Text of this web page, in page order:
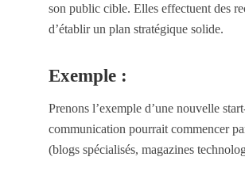
son public cible. Elles effectuent des
d’établir un plan stratégique solide.
Exemple :
Prenons l’exemple d’une nouvelle
communication pourrait commencer
(blogs spécialisés, magazines